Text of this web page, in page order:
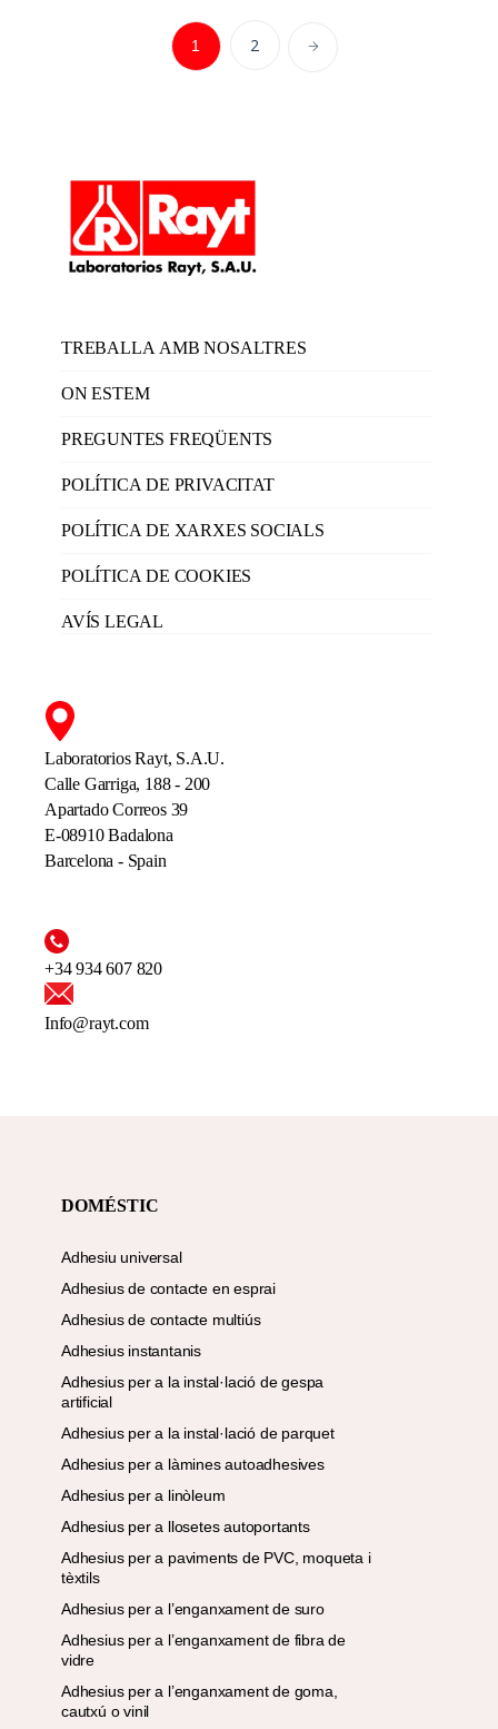
1 2
TREBALLA AMB NOSALTRES
ON ESTEM
PREGUNTES FREQÜENTS
POLÍTICA DE PRIVACITAT
POLÍTICA DE XARXES SOCIALS
POLÍTICA DE COOKIES
AVÍS LEGAL
Laboratorios Rayt, S.A.U.
Calle Garriga, 188 - 200
Apartado Correos 39
E-08910 Badalona
Barcelona - Spain
+34 934 607 820
Info@rayt.com
DOMÉSTIC
Adhesiu universal
Adhesius de contacte en esprai
Adhesius de contacte multiús
Adhesius instantanis
Adhesius per a la instal·lació de gespa
artificial
Adhesius per a la instal·lació de parquet
Adhesius per a làmines autoadhesives
Adhesius per a linòleum
Adhesius per a llosetes autoportants
Adhesius per a paviments de PVC, moqueta i
tèxtils
Adhesius per a l’enganxament de suro
Adhesius per a l’enganxament de fibra de
vidre
Adhesius per a l’enganxament de goma,
cautxú o vinil